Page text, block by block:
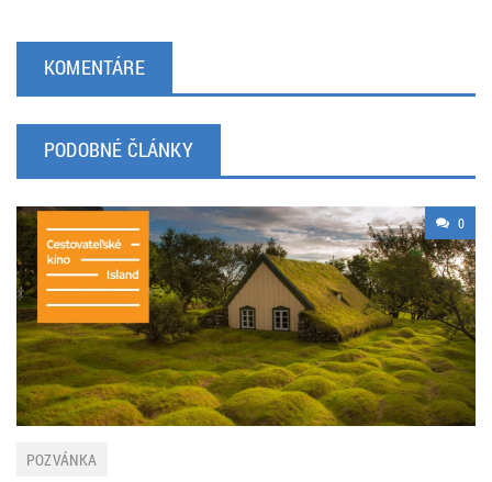
KOMENTÁRE
PODOBNÉ ČLÁNKY
0
POZVÁNKA